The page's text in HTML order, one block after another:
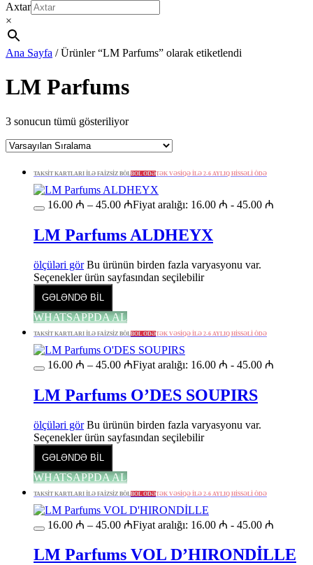
Axtar
×
Ana Sayfa / Ürünler “LM Parfums” olarak etiketlendi
LM Parfums
3 sonucun tümü gösteriliyor
TAKSİT KARTLARI İLƏ FAİZSİZ BÖLBÖL ÖDƏTƏK VƏSİQƏ İLƏ 2-6 AYLIQ HİSSƏLİ ÖDƏ
16.00 ₼ – 45.00 ₼Fiyat aralığı: 16.00 ₼ - 45.00 ₼
LM Parfums ALDHEYX
ölçüləri gör Bu ürünün birden fazla varyasyonu var.
Seçenekler ürün sayfasından seçilebilir
GƏLƏNDƏ BİL
WHATSAPPDA AL
TAKSİT KARTLARI İLƏ FAİZSİZ BÖLBÖL ÖDƏTƏK VƏSİQƏ İLƏ 2-6 AYLIQ HİSSƏLİ ÖDƏ
16.00 ₼ – 45.00 ₼Fiyat aralığı: 16.00 ₼ - 45.00 ₼
LM Parfums O’DES SOUPIRS
ölçüləri gör Bu ürünün birden fazla varyasyonu var.
Seçenekler ürün sayfasından seçilebilir
GƏLƏNDƏ BİL
WHATSAPPDA AL
TAKSİT KARTLARI İLƏ FAİZSİZ BÖLBÖL ÖDƏTƏK VƏSİQƏ İLƏ 2-6 AYLIQ HİSSƏLİ ÖDƏ
16.00 ₼ – 45.00 ₼Fiyat aralığı: 16.00 ₼ - 45.00 ₼
LM Parfums VOL D’HIRONDİLLE